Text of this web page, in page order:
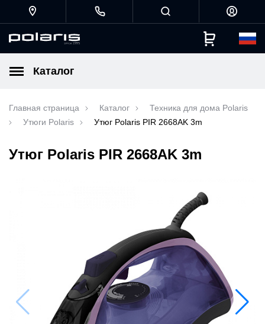
Каталог
Главная страница Каталог
Техника для дома Polaris
Утюги Polaris
Утюг Polaris PIR 2668AK 3m
Утюг Polaris PIR 2668AK 3m